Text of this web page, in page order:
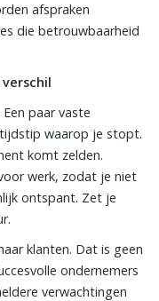
afspraken
die betrouwbaarheid
paar vaste
waarop je stopt.
komt zelden.
werk, zodat je niet
ontspant. Zet je
klanten. Dat is geen
ondernemers
verwachtingen